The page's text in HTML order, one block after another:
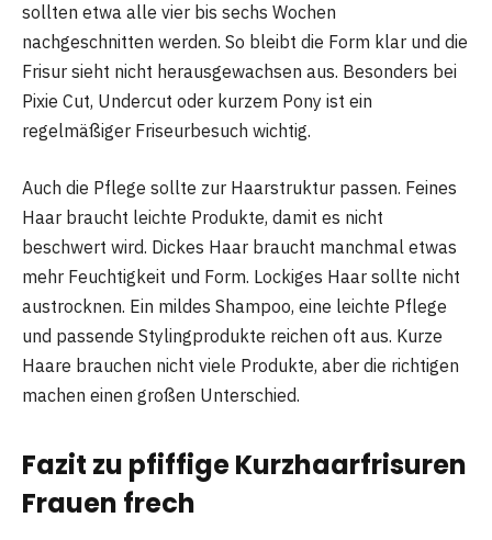
sollten etwa alle vier bis sechs Wochen
nachgeschnitten werden. So bleibt die Form klar und die
Frisur sieht nicht herausgewachsen aus. Besonders bei
Pixie Cut, Undercut oder kurzem Pony ist ein
regelmäßiger Friseurbesuch wichtig.
Auch die Pflege sollte zur Haarstruktur passen. Feines
Haar braucht leichte Produkte, damit es nicht
beschwert wird. Dickes Haar braucht manchmal etwas
mehr Feuchtigkeit und Form. Lockiges Haar sollte nicht
austrocknen. Ein mildes Shampoo, eine leichte Pflege
und passende Stylingprodukte reichen oft aus. Kurze
Haare brauchen nicht viele Produkte, aber die richtigen
machen einen großen Unterschied.
Fazit zu pfiffige Kurzhaarfrisuren
Frauen frech